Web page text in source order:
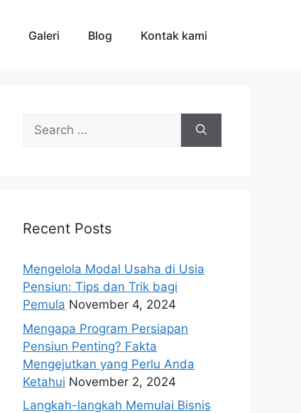
Galeri Blog Kontak kami
Search
for:
Recent Posts
Mengelola Modal Usaha di Usia
Pensiun: Tips dan Trik bagi
Pemula November 4, 2024
Mengapa Program Persiapan
Pensiun Penting? Fakta
Mengejutkan yang Perlu Anda
Ketahui November 2, 2024
Langkah-langkah Memulai Bisnis